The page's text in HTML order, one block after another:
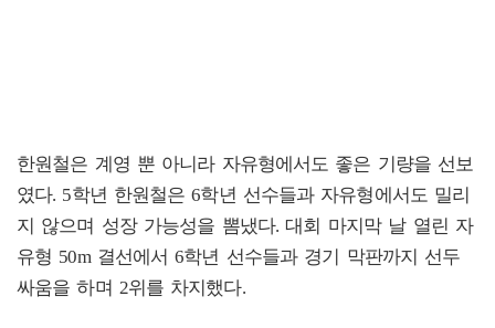
한원철은 계영 뿐 아니라 자유형에서도 좋은 기량을 선보
였다. 5학년 한원철은 6학년 선수들과 자유형에서도 밀리
지 않으며 성장 가능성을 뽐냈다. 대회 마지막 날 열린 자
유형 50m 결선에서 6학년 선수들과 경기 막판까지 선두
싸움을 하며 2위를 차지했다.